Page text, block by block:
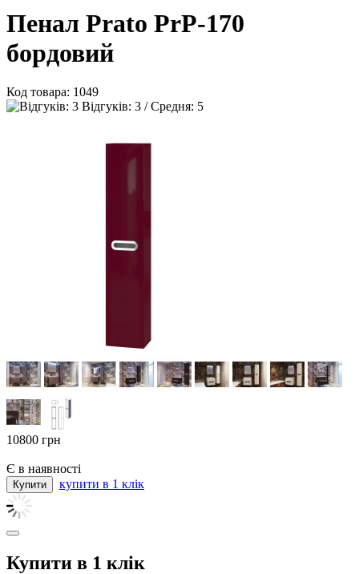
Пенал Prato PrP-170
бордовий
Код товара: 1049
Відгуків: 3 / Средня: 5
10800 грн
Є в наявності
купити в 1 клік
Купити в 1 клік